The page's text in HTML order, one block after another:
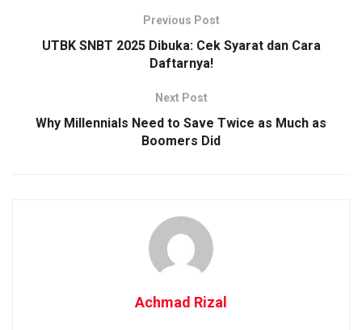
Previous Post
UTBK SNBT 2025 Dibuka: Cek Syarat dan Cara
Daftarnya!
Next Post
Why Millennials Need to Save Twice as Much as
Boomers Did
Achmad Rizal